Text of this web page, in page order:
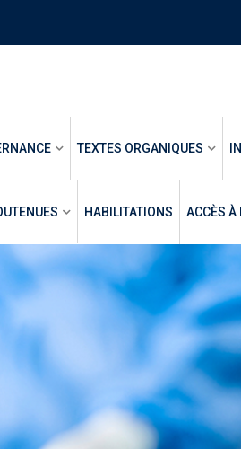
TEXTES ORGANIQUES
HABILITATIONS ACCÈS À